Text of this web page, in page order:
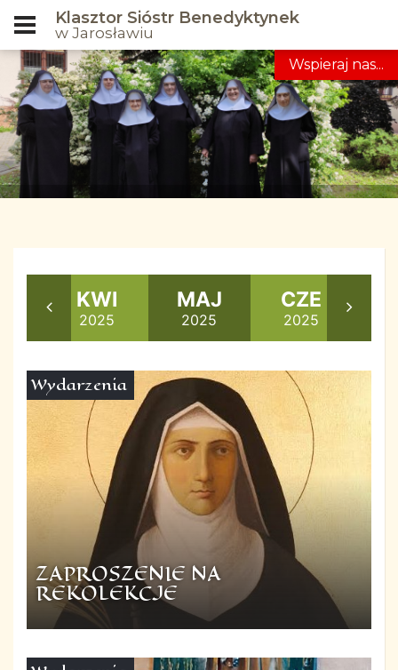
Klasztor Sióstr Benedyktynek
w Jarosławiu
Wspieraj nas...
KWI
2025
MAJ
2025
CZE
2025
ZAPROSZENIE NA
REKOLEKCJE
Wydarzenia